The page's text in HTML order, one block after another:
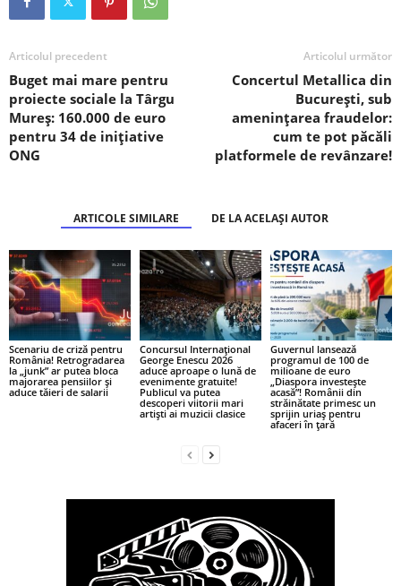
Articolul precedent
Buget mai mare pentru
proiecte sociale la Târgu
Mureș: 160.000 de euro
pentru 34 de inițiative
ONG
Articolul următor
Concertul Metallica din
București, sub
amenințarea fraudelor:
cum te pot păcăli
platformele de revânzare!
ARTICOLE SIMILARE DE LA ACELAȘI AUTOR
Scenariu de criză pentru
România! Retrogradarea
la „junk” ar putea bloca
majorarea pensiilor și
aduce tăieri de salarii
Concursul Internațional
George Enescu 2026
aduce aproape o lună de
evenimente gratuite!
Publicul va putea
descoperi viitorii mari
artiști ai muzicii clasice
Guvernul lansează
programul de 100 de
milioane de euro
„Diaspora investește
acasă”! Românii din
străinătate primesc un
sprijin uriaș pentru
afaceri în țară